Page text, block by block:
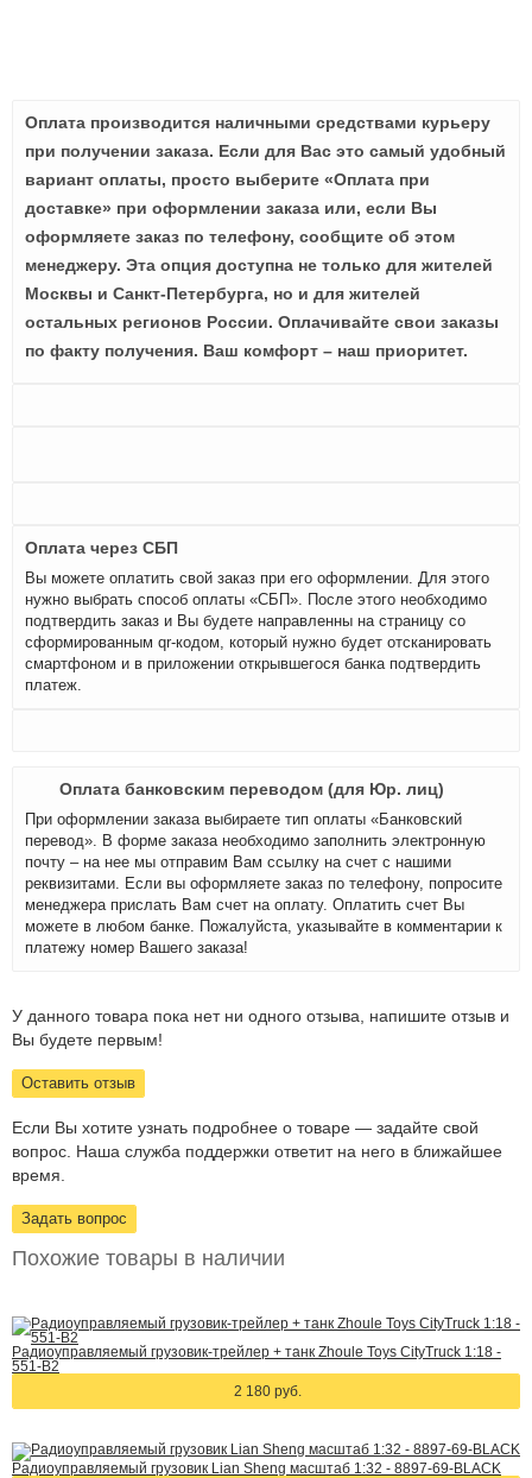
Оплата производится наличными средствами курьеру
при получении заказа. Если для Вас это самый удобный
вариант оплаты, просто выберите «Оплата при
доставке» при оформлении заказа или, если Вы
оформляете заказ по телефону, сообщите об этом
менеджеру. Эта опция доступна не только для жителей
Москвы и Санкт-Петербурга, но и для жителей
остальных регионов России. Оплачивайте свои заказы
по факту получения. Ваш комфорт – наш приоритет.
Оплата через СБП
Вы можете оплатить свой заказ при его оформлении. Для этого
нужно выбрать способ оплаты «СБП». После этого необходимо
подтвердить заказ и Вы будете направленны на страницу со
сформированным qr-кодом, который нужно будет отсканировать
смартфоном и в приложении открывшегося банка подтвердить
платеж.
Оплата банковским переводом (для Юр. лиц)
При оформлении заказа выбираете тип оплаты «Банковский
перевод». В форме заказа необходимо заполнить электронную
почту – на нее мы отправим Вам ссылку на счет с нашими
реквизитами. Если вы оформляете заказ по телефону, попросите
менеджера прислать Вам счет на оплату. Оплатить счет Вы
можете в любом банке. Пожалуйста, указывайте в комментарии к
платежу номер Вашего заказа!
У данного товара пока нет ни одного отзыва, напишите отзыв и
Вы будете первым!
Оставить отзыв
Если Вы хотите узнать подробнее о товаре — задайте свой
вопрос. Наша служба поддержки ответит на него в ближайшее
время.
Задать вопрос
Похожие товары в наличии
Радиоуправляемый грузовик-трейлер + танк Zhoule Toys CityTruck 1:18 -
551-B2
2 180 руб.
Радиоуправляемый грузовик Lian Sheng масштаб 1:32 - 8897-69-BLACK